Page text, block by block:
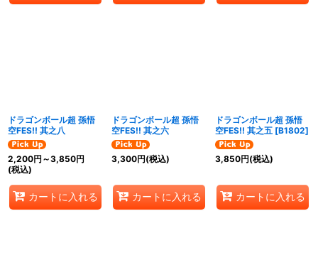
ドラゴンボール超 孫悟
空FES!! 其之八
2,200円 ～3,850円
(税込)
カートに入れる
ドラゴンボール超 孫悟
空FES!! 其之六
3,300円(税込)
カートに入れる
ドラゴンボール超 孫悟
空FES!! 其之五 [B1802]
3,850円(税込)
カートに入れる